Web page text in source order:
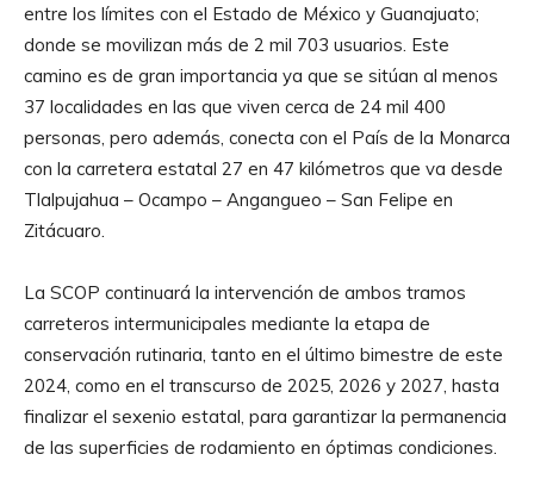
entre los límites con el Estado de México y Guanajuato;
donde se movilizan más de 2 mil 703 usuarios. Este
camino es de gran importancia ya que se sitúan al menos
37 localidades en las que viven cerca de 24 mil 400
personas, pero además, conecta con el País de la Monarca
con la carretera estatal 27 en 47 kilómetros que va desde
Tlalpujahua – Ocampo – Angangueo – San Felipe en
Zitácuaro.
La SCOP continuará la intervención de ambos tramos
carreteros intermunicipales mediante la etapa de
conservación rutinaria, tanto en el último bimestre de este
2024, como en el transcurso de 2025, 2026 y 2027, hasta
finalizar el sexenio estatal, para garantizar la permanencia
de las superficies de rodamiento en óptimas condiciones.